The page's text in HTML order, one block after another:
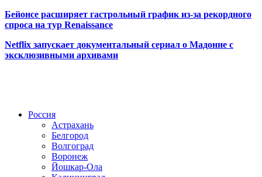
Бейонсе расширяет гастрольный график из-за рекордного
спроса на тур Renaissance
Netflix запускает документальный сериал о Мадонне с
эксклюзивными архивами
Россия
Астрахань
Белгород
Волгоград
Воронеж
Йошкар-Ола